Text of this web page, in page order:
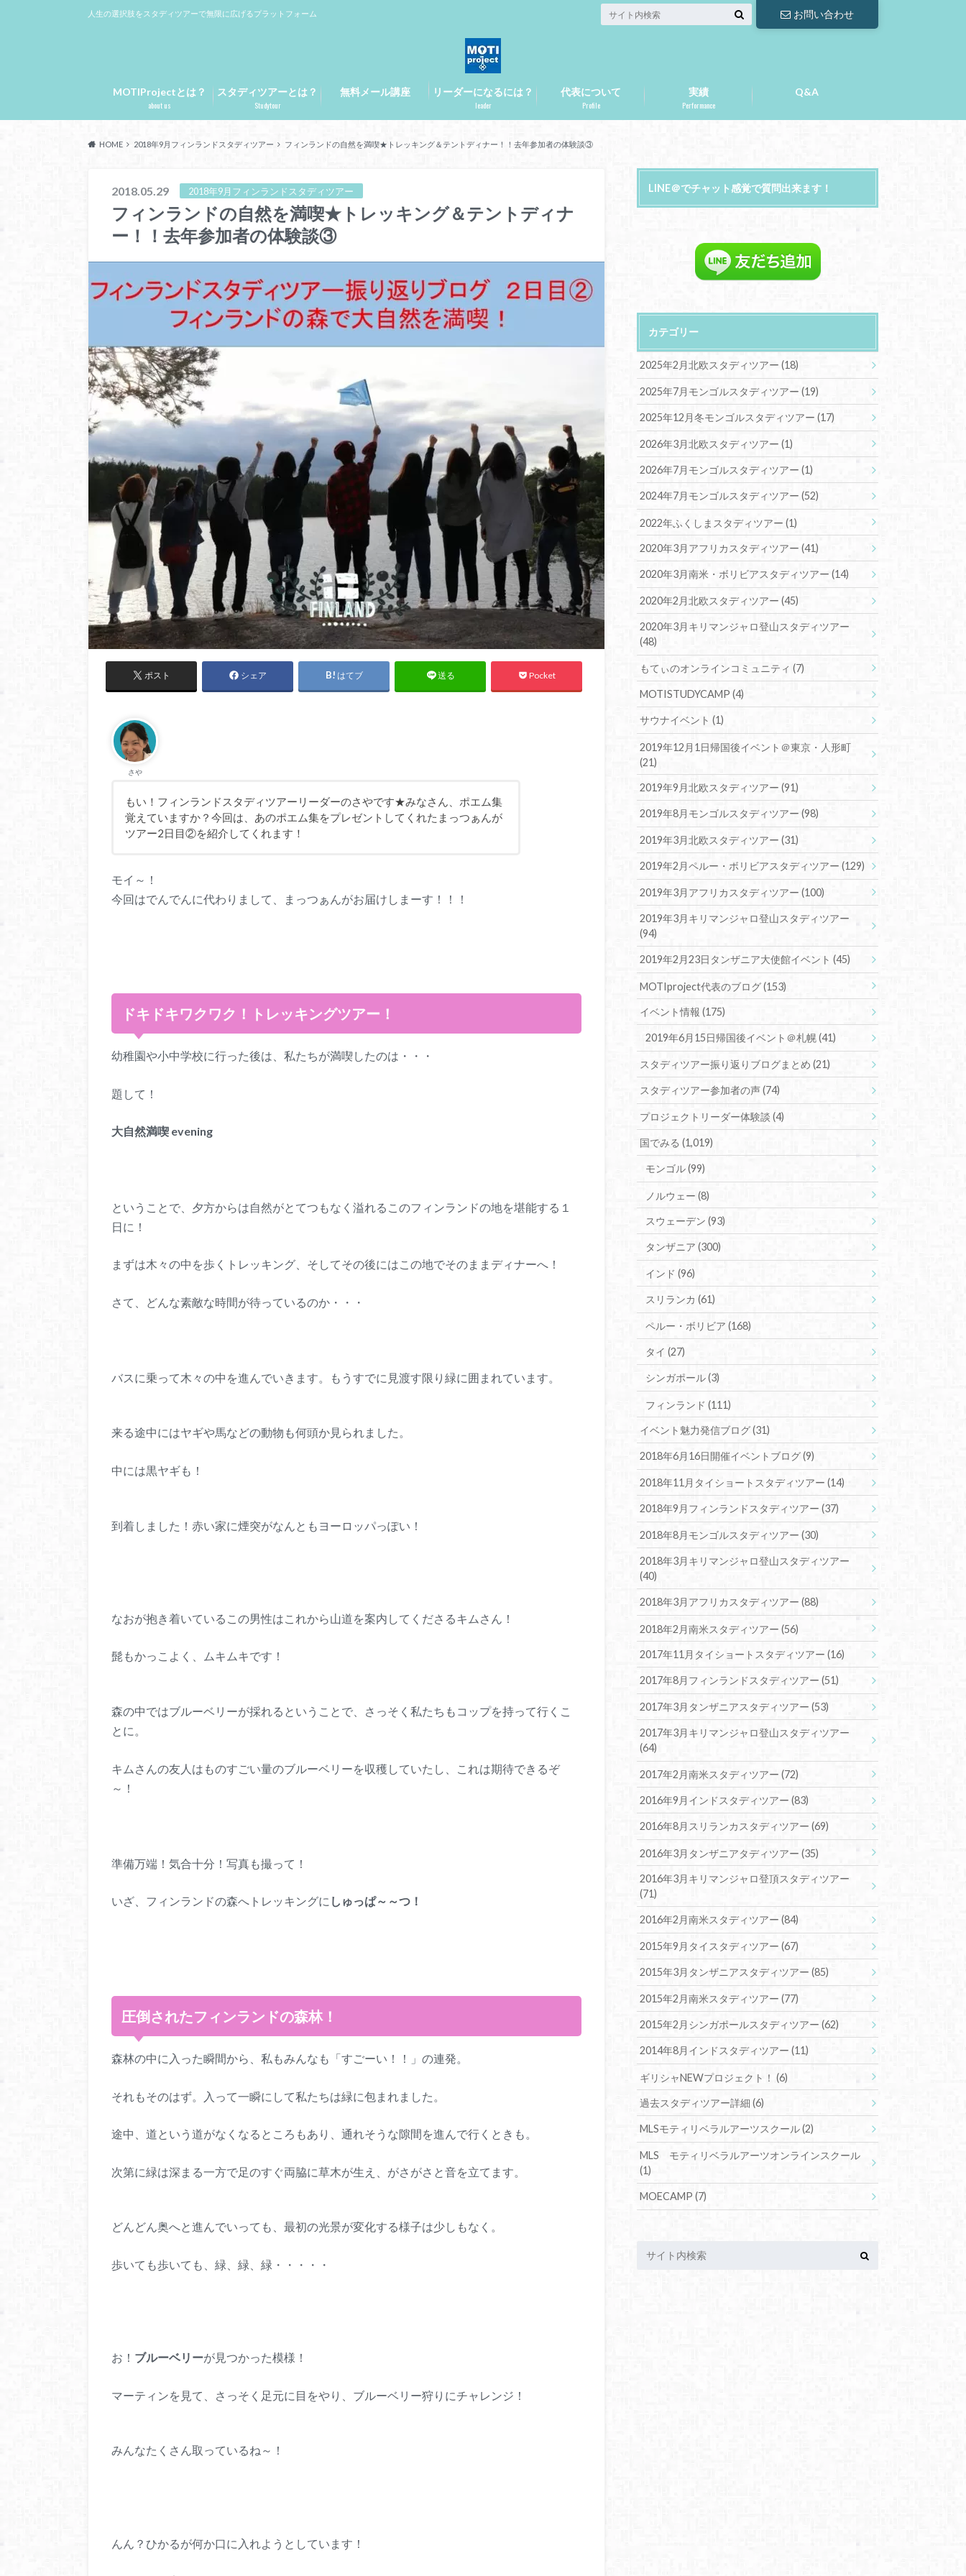
人生の選択肢をスタディツアーで無限に広げるプラットフォーム お問い合わせ
MOTIProjectとは？
about us
スタディツアーとは？
Studytour
無料メール講座 リーダーになるには？
leader
代表について
Profile
実績
Performance
Q&A
HOME 2018年9月フィンランドスタディツアー フィンランドの自然を満喫★トレッキング＆テントディナー！！去年参加者の体験談③
2018.05.29 2018年9月フィンランドスタディツアー
フィンランドの自然を満喫★トレッキング＆テントディナ
ー！！去年参加者の体験談③
ポスト シェア はてブ 送る Pocket
さや
もい！フィンランドスタディツアーリーダーのさやです★みなさん、ポエム集
覚えていますか？今回は、あのポエム集をプレゼントしてくれたまっつぁんが
ツアー2日目②を紹介してくれます！
モイ～！
今回はでんでんに代わりまして、まっつぁんがお届けしまーす！！！
ドキドキワクワク！トレッキングツアー！
幼稚園や小中学校に行った後は、私たちが満喫したのは・・・
題して！
大自然満喫 evening
ということで、夕方からは自然がとてつもなく溢れるこのフィンランドの地を堪能する１
日に！
まずは木々の中を歩くトレッキング、そしてその後にはこの地でそのままディナーへ！
さて、どんな素敵な時間が待っているのか・・・
バスに乗って木々の中を進んでいきます。もうすでに見渡す限り緑に囲まれています。
来る途中にはヤギや馬などの動物も何頭か見られました。
中には黒ヤギも！
到着しました！赤い家に煙突がなんともヨーロッパっぽい！
なおが抱き着いているこの男性はこれから山道を案内してくださるキムさん！
髭もかっこよく、ムキムキです！
森の中ではブルーベリーが採れるということで、さっそく私たちもコップを持って行くこ
とに。
キムさんの友人はものすごい量のブルーベリーを収穫していたし、これは期待できるぞ
～！
準備万端！気合十分！写真も撮って！
いざ、フィンランドの森へトレッキングに しゅっぱ～～つ！
圧倒されたフィンランドの森林！
森林の中に入った瞬間から、私もみんなも「すごーい！！」の連発。
それもそのはず。入って一瞬にして私たちは緑に包まれました。
途中、道という道がなくなるところもあり、通れそうな隙間を進んで行くときも。
次第に緑は深まる一方で足のすぐ両脇に草木が生え、がさがさと音を立てます。
どんどん奥へと進んでいっても、最初の光景が変化する様子は少しもなく。
歩いても歩いても、緑、緑、緑・・・・・
お！ ブルーベリーが見つかった模様！
マーティンを見て、さっそく足元に目をやり、ブルーベリー狩りにチャレンジ！
みんなたくさん取っているね～！
んん？ひかるが何か口に入れようとしています！
LINE＠でチャット感覚で質問出来ます！
カテゴリー
2025年2月北欧スタディツアー(18)
2025年7月モンゴルスタディツアー(19)
2025年12月冬モンゴルスタディツアー(17)
2026年3月北欧スタディツアー(1)
2026年7月モンゴルスタディツアー(1)
2024年7月モンゴルスタディツアー(52)
2022年ふくしまスタディツアー(1)
2020年3月アフリカスタディツアー(41)
2020年3月南米・ボリビアスタディツアー(14)
2020年2月北欧スタディツアー(45)
2020年3月キリマンジャロ登山スタディツアー
(48)
もてぃのオンラインコミュニティ(7)
MOTISTUDYCAMP(4)
サウナイベント(1)
2019年12月1日帰国後イベント＠東京・人形町
(21)
2019年9月北欧スタディツアー(91)
2019年8月モンゴルスタディツアー(98)
2019年3月北欧スタディツアー(31)
2019年2月ペルー・ボリビアスタディツアー(129)
2019年3月アフリカスタディツアー(100)
2019年3月キリマンジャロ登山スタディツアー
(94)
2019年2月23日タンザニア大使館イベント(45)
MOTIproject代表のブログ(153)
イベント情報(175)
2019年6月15日帰国後イベント＠札幌(41)
スタディツアー振り返りブログまとめ(21)
スタディツアー参加者の声(74)
プロジェクトリーダー体験談(4)
国でみる(1,019)
モンゴル(99)
ノルウェー (8)
スウェーデン (93)
タンザニア (300)
インド (96)
スリランカ (61)
ペルー・ボリビア (168)
タイ (27)
シンガポール(3)
フィンランド (111)
イベント魅力発信ブログ(31)
2018年6月16日開催イベントブログ(9)
2018年11月タイショートスタディツアー(14)
2018年9月フィンランドスタディツアー(37)
2018年8月モンゴルスタディツアー(30)
2018年3月キリマンジャロ登山スタディツアー
(40)
2018年3月アフリカスタディツアー(88)
2018年2月南米スタディツアー(56)
2017年11月タイショートスタディツアー(16)
2017年8月フィンランドスタディツアー(51)
2017年3月タンザニアスタディツアー(53)
2017年3月キリマンジャロ登山スタディツアー
(64)
2017年2月南米スタディツアー(72)
2016年9月インドスタディツアー(83)
2016年8月スリランカスタディツアー(69)
2016年3月タンザニアタディツアー(35)
2016年3月キリマンジャロ登頂スタディツアー
(71)
2016年2月南米スタディツアー(84)
2015年9月タイスタディツアー(67)
2015年3月タンザニアスタディツアー(85)
2015年2月南米スタディツアー(77)
2015年2月シンガポールスタディツアー(62)
2014年8月インドスタディツアー(11)
ギリシャNEWプロジェクト！(6)
過去スタディツアー詳細(6)
MLSモティリベラルアーツスクール(2)
MLS モティリベラルアーツオンラインスクール
(1)
MOECAMP(7)